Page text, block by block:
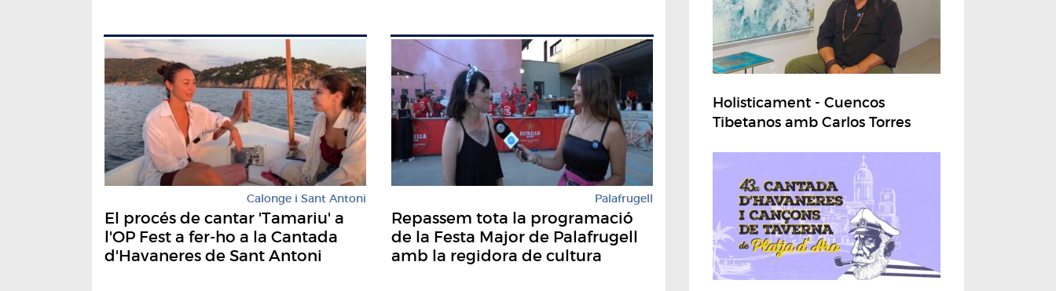
Calonge i Sant Antoni
El procés de cantar 'Tamariu' a
l'OP Fest a fer-ho a la Cantada
d'Havaneres de Sant Antoni
Palafrugell
Repassem tota la programació
de la Festa Major de Palafrugell
amb la regidora de cultura
Holisticament - Cuencos
Tibetanos amb Carlos Torres